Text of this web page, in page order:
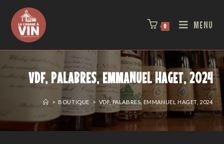
0 MENU
VDF, PALABRES, EMMANUEL HAGET, 2024
> BOUTIQUE > VDF, PALABRES, EMMANUEL HAGET, 2024